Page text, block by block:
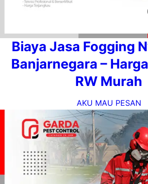
Biaya Jasa Fogging
Banjarnegara –
RW Murah
AKU MAU PESAN